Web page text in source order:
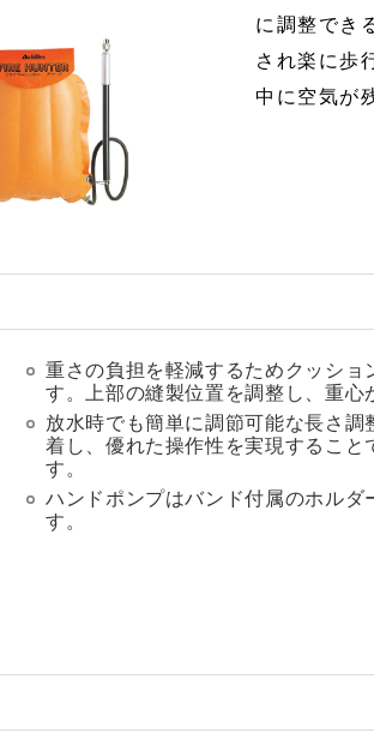
シューズ
シューズ
会社案内
閉じる
閉じる
閉じる
に調整でき
され楽に歩
中に空気が
重さの負担を軽減するためクッショ
す。上部の縫製位置を調整し、重心
放水時でも簡単に調節可能な長さ
着し、優れた操作性を実現すること
す。
ハンドポンプはバンド付属のホルダ
す。